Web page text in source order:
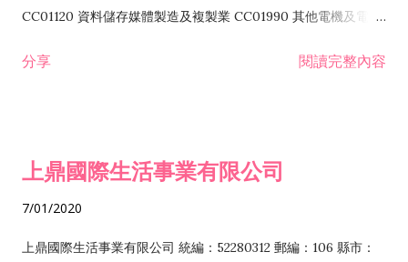
CC01120 資料儲存媒體製造及複製業 CC01990 其他電機及電子
CC01050 資料儲存及處理設備製造業 CC01060 有線通信機械器
腦及事務性機器設備批發業 F113070 電信器材批發業 F118010
業 F218010 資訊軟體零售業 F219010 電子材料零售業 F399990
分享 閱讀完整內容
上鼎國際生活事業有限公司
7/01/2020
上鼎國際生活事業有限公司 統編：52280312 郵編：106 縣市：